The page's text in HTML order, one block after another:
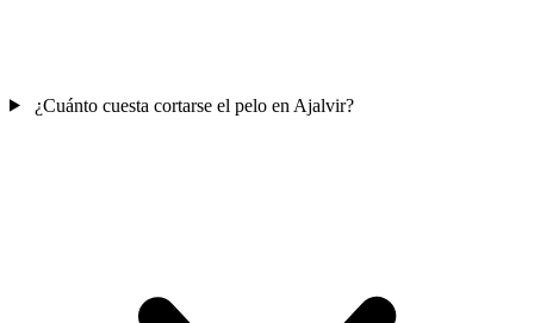
¿Cuánto cuesta cortarse el pelo en Ajalvir?